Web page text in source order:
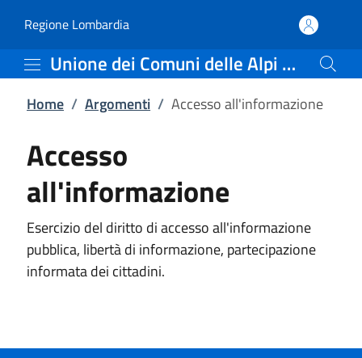
Accesso
Regione Lombardia(apre in un'altra scheda).
Unione dei Comuni delle Alpi Orobie Bresciane
Home / Argomenti / Accesso all'informazione
Accesso
all'informazione
Esercizio del diritto di accesso all'informazione
pubblica, libertà di informazione, partecipazione
informata dei cittadini.